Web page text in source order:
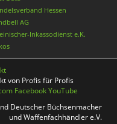
Hessen
AG
Inkassodienst e.K.
von Profis für Profis
FacebookYouTube
Deutscher Büchsenmacher
und Waffenfachhändler e.V.